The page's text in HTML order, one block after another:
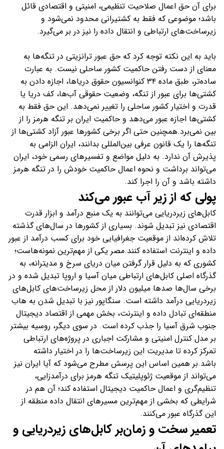
برای آن حق اعمال صلاحیت تنظیمی، امنیتی و اقتصادی قائل
باشد؛ موضوعی که فقط به کشتیرانی محدود نمی‌شود و
زیرساخت‌های ارتباطی و انتقال داده را نیز در بر می‌گیرد.
باید به این نکته توجه کرد که حق عبور ترانزیتی در تنگه‌ها به
معنای از دست رفتن حاکمیت کشور ساحلی نیست. به عبارت
ساده‌تر، طبق ماده ۳۴ کنوانسیون حقوق دریاها، اجازه دادن به
کشتی‌ها برای عبور از تنگه، وضعیت حقوقی آب‌ها، کف دریا یا
قدرت و اختیار کشور ساحلی را تغییر نمی‌دهد. این حق فقط به
کشتی‌ها اجازه عبور می‌دهد و حاکمیت ایران بر تنگه هرمز را از
بین نمی‌برد.همچنین حتی اگر برخی کشورها عبور آزاد کشتی‌ها از
تنگه‌ها را یک قانون عرفی بین‌المللی بدانند، ایران الزامی به
پذیرش آن ندارد. به دلیل مواضع و تفسیرهای رسمی خود، ایران
می‌تواند برداشت و نحوه اعمال حاکمیت خودش را در تنگه هرمز
داشته باشد و آن را اجرا کند.
پولی که از زیر آب عبور می‌کند
کابل‌های زیردریایی می‌توانند به یک منبع درآمد و ابزار قدرت
اقتصادی نیز تبدیل شوند. بسیاری از کشورها در سال‌های گذشته
تلاش کرده‌اند از موقعیت جغرافیایی خود برای کسب درآمد از عبور
داده و اینترنت استفاده کنند.مصر یکی از مهم‌ترین نمونه‌هاست؛
کشوری که به دلیل قرار گرفتن میان دریای سرخ و مدیترانه، به
گذرگاه اصلی کابل‌های ارتباطی میان آسیا و اروپا تبدیل شده و در
برخی سال‌ها صدها میلیون دلار از محل زیرساخت‌های کابل‌های
زیردریایی درآمد داشته است. سنگاپور نیز با تبدیل شدن به هاب
منطقه‌ای تبادل داده و اینترنت، بخش مهمی از اقتصاد دیجیتال
جنوب شرق آسیا را جذب کرده است. در سوی دیگر، روسیه بیشتر
بر مدل کنترل امنیتی و مشارکت اجباری در پروژه‌های ارتباطی
تمرکز کرده تا مدیریت این زیرساخت‌ها را در اختیار داشته
باشد.بر همین اساس این پرسش مطرح می‌شود که آیا ایران نیز
می‌تواند از موقعیت ژئوپلیتیک تنگه هرمز برای درآمدزایی،
تنظیم‌گری و اعمال حاکمیت دیجیتال استفاده کند؛ آن هم در
شرایطی که بخشی از مهم‌ترین مسیرهای انتقال داده منطقه از
این گذرگاه عبور می‌کنند.
تعمیر سخت و زمان‌بر کابل‌های زیردریایی و